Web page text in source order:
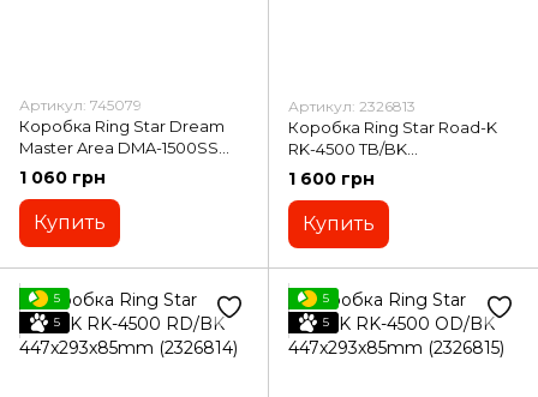
Артикул: 745079
Коробка Ring Star Dream
Master Area DMA-1500SS
198x149x20mm Orange
1 060 грн
Купить
Артикул: 2326813
Коробка Ring Star Road-K
RK-4500 TB/BK
465x280x280mm (2326813)
1 600 грн
Купить
5
5
5
5